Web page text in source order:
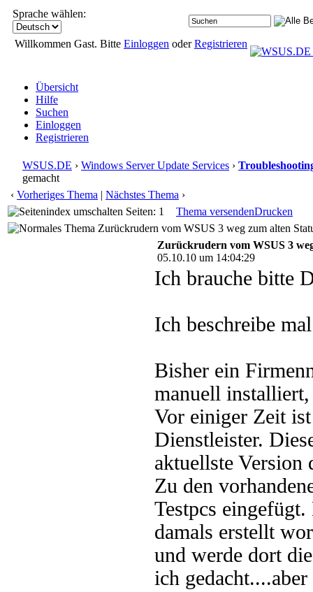
Sprache wählen:
Willkommen Gast. Bitte Einloggen oderRegistrieren
Übersicht
Hilfe
Suchen
Einloggen
Registrieren
WSUS.DE › Windows Server Update Services ›
gemacht
‹ Vorheriges Thema | Nächstes Thema ›
Seiten: 1
Thema versendenDrucken
Zurückrudern vom WSUS 3 weg zum alten
Zurückrudern vom WSUS 3
05.10.10 um 14:04:29
Ich brauche bitte
Ich beschreibe
Bisher ein
manuell
Vor einiger Zeit
Dienstleister.
aktuellste Version
Zu den
Testpcs
damals erstellt
und werde dort
ich